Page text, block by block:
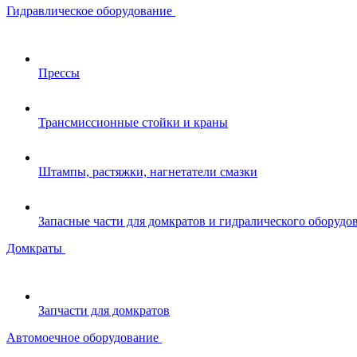
Гидравлическое оборудование
Прессы
Трансмиссионные стойки и краны
Штампы, растяжки, нагнетатели смазки
Запасные части для домкратов и гидралического
Домкраты
Запчасти для домкратов
Автомоечное оборудование